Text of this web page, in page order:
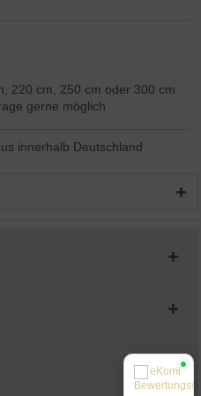
220 cm, 250 cm oder 300 cm
gerne möglich
innerhalb Deutschland